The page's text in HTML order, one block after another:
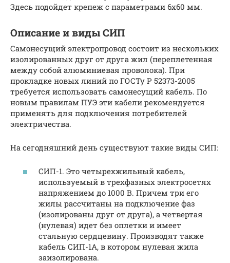
Здесь подойдет крепеж с параметрами 6х60 мм.
Описание и виды СИП
Самонесущий электропровод состоит из нескольких
изолированных друг от друга жил (переплетенная
между собой алюминиевая проволока). При
прокладке новых линий по ГОСТу Р 52373-2005
требуется использовать самонесущий кабель. По
новым правилам ПУЭ эти кабели рекомендуется
применять для подключения потребителей
электричества.
На сегодняшний день существуют такие виды СИП:
СИП-1. Это четырехжильный кабель,
используемый в трехфазных электросетях
напряжением до 1000 В. Причем три его
жилы рассчитаны на подключение фаз
(изолированы друг от друга), а четвертая
(нулевая) идет без оплетки и имеет
стальную сердцевину. Производят также
кабель СИП-1А, в котором нулевая жила
заизолирована.